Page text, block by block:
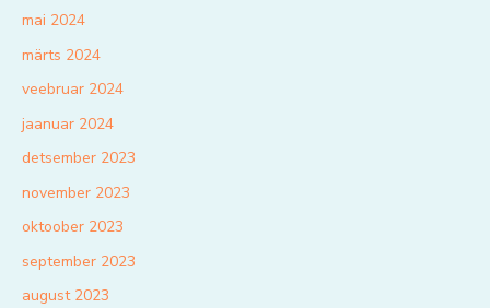
mai 2024
märts 2024
veebruar 2024
jaanuar 2024
detsember 2023
november 2023
oktoober 2023
september 2023
august 2023